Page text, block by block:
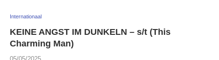
Internationaal
KEINE ANGST IM DUNKELN – s/t (This
Charming Man)